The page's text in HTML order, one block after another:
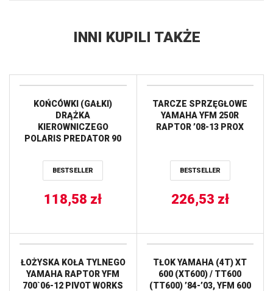
INNI KUPILI TAKŻE
KOŃCÓWKI (GAŁKI)
DRĄŻKA
KIEROWNICZEGO
POLARIS PREDATOR 90
’01-’03, SPORTSMAN 90
’01-’06, YAMAHA YFM 90
BESTSELLER
118,58 zł
TARCZE SPRZĘGŁOWE
YAMAHA YFM 250R
RAPTOR ’08-13 PROX
BESTSELLER
226,53 zł
ŁOŻYSKA KOŁA TYLNEGO
YAMAHA RAPTOR YFM
700`06-12 PIVOT WORKS
TŁOK YAMAHA (4T) XT
600 (XT600) / TT600
(TT600) ’84-’03, YFM 600